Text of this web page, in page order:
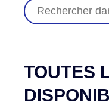
TOUTES